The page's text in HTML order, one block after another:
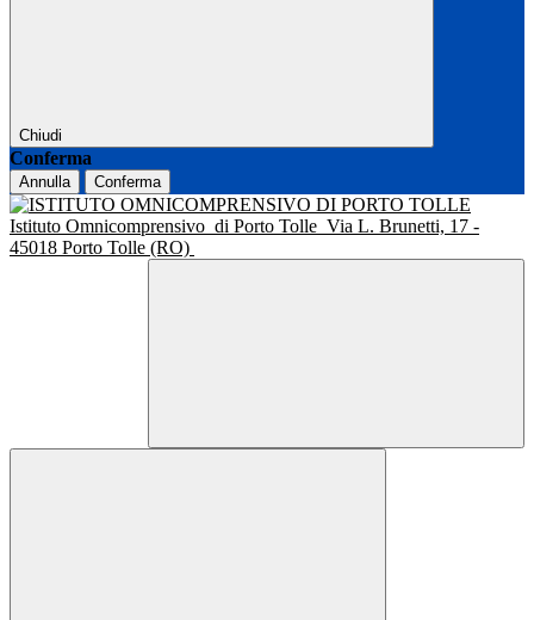
Chiudi
Conferma
Annulla Conferma
Istituto Omnicomprensivo di Porto Tolle Via L. Brunetti, 17 -
45018 Porto Tolle (RO)